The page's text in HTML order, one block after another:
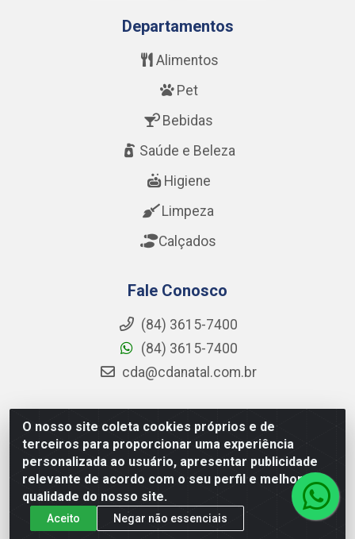
O nosso site coleta cookies próprios e de
terceiros para proporcionar uma experiência
personalizada ao usuário, apresentar publicidade
relevante de acordo com o seu perfil e melhorar a
qualidade do nosso site.
Aceito
Negar não essenciais
Departamentos
Alimentos
Pet
Bebidas
Saúde e Beleza
Higiene
Limpeza
Calçados
Fale Conosco
(84) 3615-7400
(84) 3615-7400
cda@cdanatal.com.br
CDA Distribuidora - Avenida Abel Cabral, 1090 - Nova
Parnamirim, Parnamirim/RN - CEP 59.151-250 - CNPJ
02.275.901/0001-11